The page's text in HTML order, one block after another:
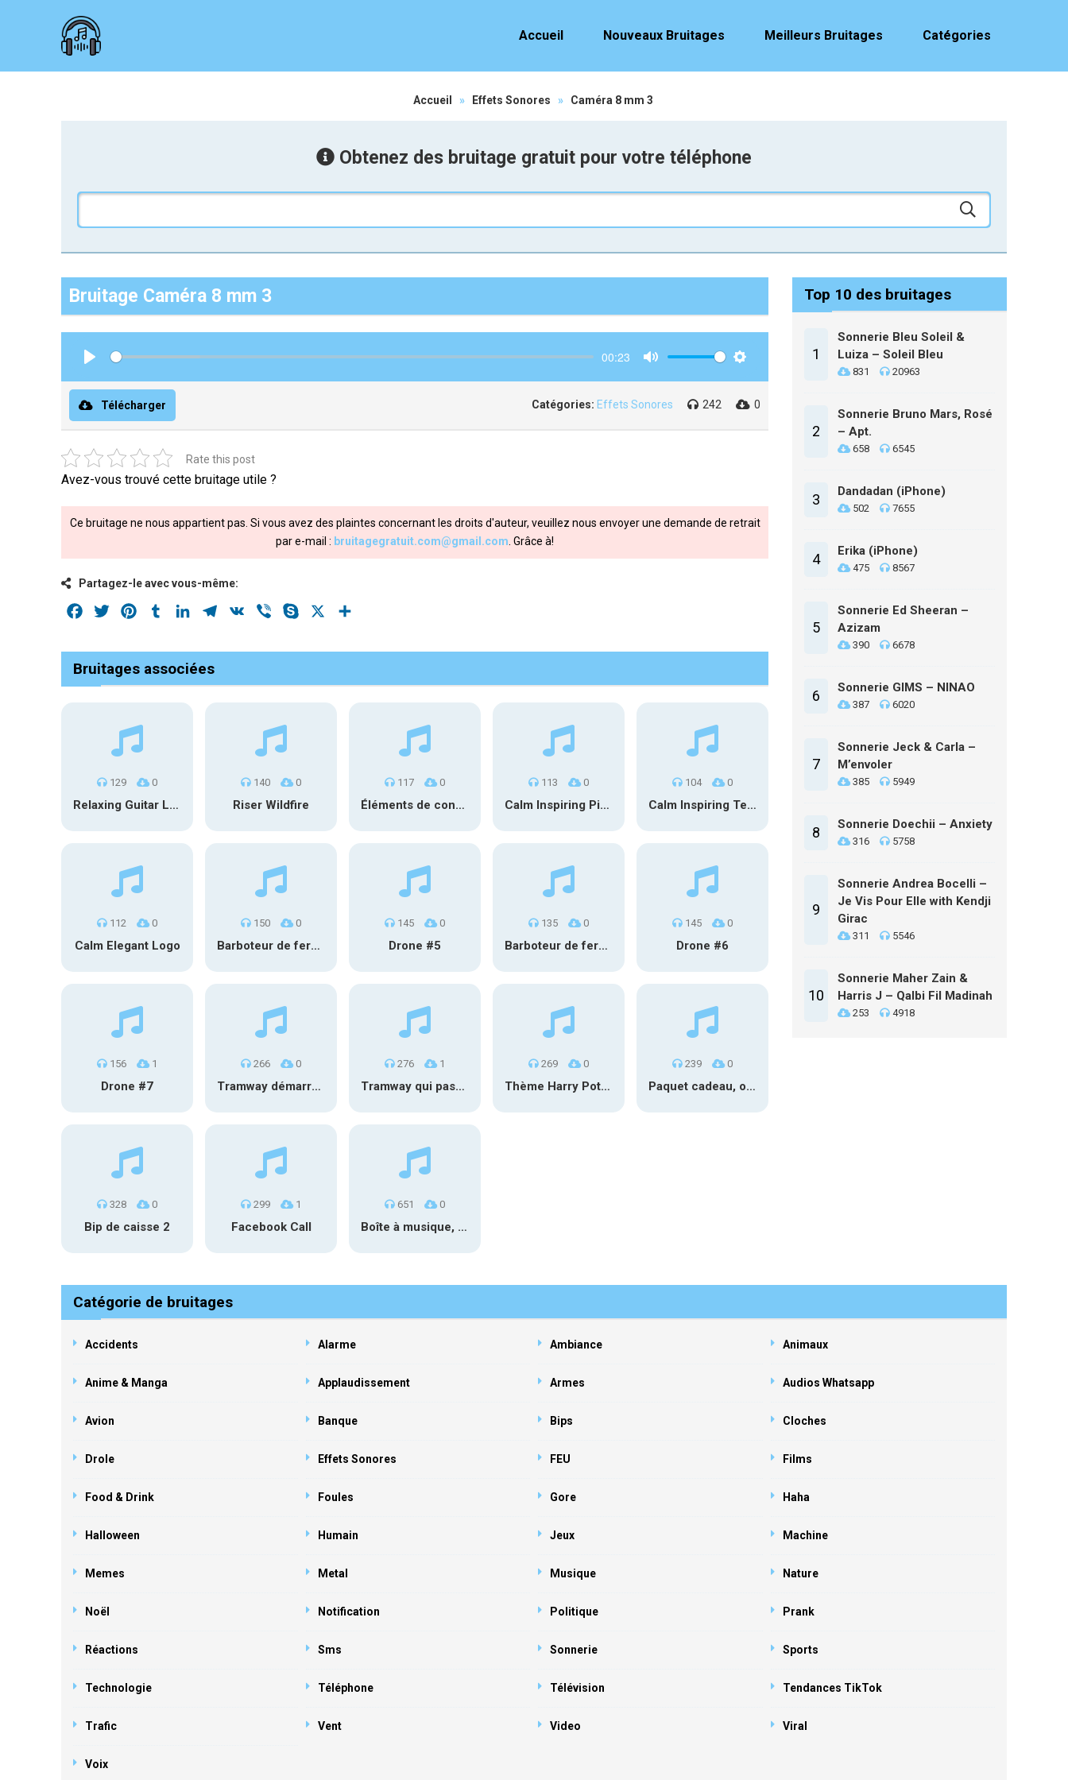
Accueil Nouveaux Bruitages Meilleurs Bruitages Catégories
Accueil » Effets Sonores » Caméra 8 mm 3
Obtenez des bruitage gratuit pour votre téléphone
Bruitage Caméra 8 mm 3
00:23
Télécharger Catégories: Effets Sonores 242 0
Rate this post
Avez-vous trouvé cette bruitage utile ?
Ce bruitage ne nous appartient pas. Si vous avez des plaintes concernant les droits d'auteur, veuillez nous envoyer une demande de retrait
par e-mail : bruitagegratuit.com@gmail.com . Grâce à!
Partagez-le avec vous-même:
Facebook
Twitter PinterestTumblrLinkedInTelegram
VK Viber Skype
Bruitages associées
129 0
Relaxing Guitar Loop V5
140 0
Riser Wildfire
117 0
Éléments de conception sonore SFX PS 022
113 0
Calm Inspiring Piano
104 0
Calm Inspiring Technology Logo
112 0
Calm Elegant Logo
150 0
Barboteur de fermentation #1
145 0
Drone #5
135 0
Barboteur de fermentation #2
145 0
Drone #6
156 1
Drone #7
266 0
Tramway démarre et s’éloigne #2
276 1
Tramway qui passe #1
269 0
Thème Harry Potter au carillon
239 0
Paquet cadeau, ouverture #1
328 0
Bip de caisse 2
299 1
Facebook Call
651 0
Boîte à musique, Sol# 1
Top 10 des bruitages
1
Sonnerie Bleu Soleil &
Luiza – Soleil Bleu
831 20963
2
Sonnerie Bruno Mars, Rosé
– Apt.
658 6545
3 Dandadan (iPhone)
502 7655
4 Erika (iPhone)
475 8567
5
Sonnerie Ed Sheeran –
Azizam
390 6678
6 Sonnerie GIMS – NINAO
387 6020
7
Sonnerie Jeck & Carla –
M’envoler
385 5949
8 Sonnerie Doechii – Anxiety
316 5758
9
Sonnerie Andrea Bocelli –
Je Vis Pour Elle with Kendji
Girac
311 5546
10
Sonnerie Maher Zain &
Harris J – Qalbi Fil Madinah
253 4918
Catégorie de bruitages
Accidents Alarme Ambiance Animaux
Anime & Manga Applaudissement Armes Audios Whatsapp
Avion Banque Bips Cloches
Drole Effets Sonores FEU Films
Food & Drink Foules Gore Haha
Halloween Humain Jeux Machine
Memes Metal Musique Nature
Noël Notification Politique Prank
Réactions Sms Sonnerie Sports
Technologie Téléphone Télévision Tendances TikTok
Trafic Vent Video Viral
Voix